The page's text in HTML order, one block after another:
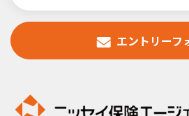
エントリーフ